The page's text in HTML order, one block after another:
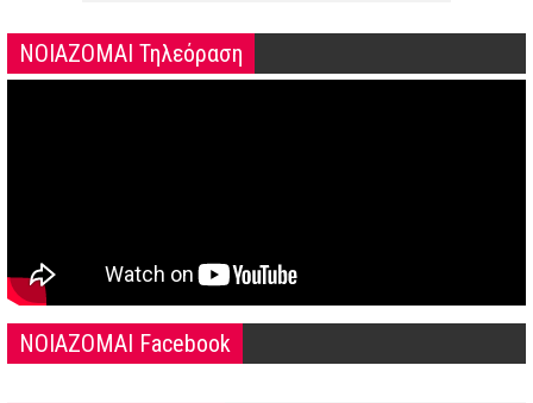
ΝΟΙΑΖΟΜΑΙ Τηλεόραση
NOIAZOMAI Facebook